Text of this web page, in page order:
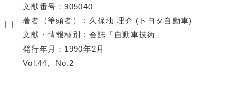
文献番号
905040
著者（筆頭者）
久保地 理介 (トヨタ自動車)
文献・情報種別
会誌「自動車技術」
発行年月
1990年2月
Vol.44
No.2